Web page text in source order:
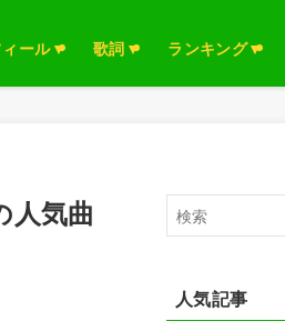
ィール▼ 歌詞▼ ランキング▼
人気曲
人気記事